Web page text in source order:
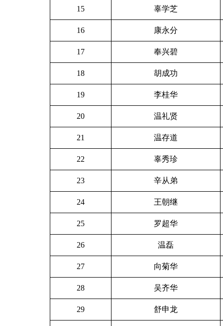
15 辜学芝
16 康永分
17 奉兴碧
18 胡成功
19 李桂华
20 温礼贤
21 温存道
22 辜秀珍
23 辛从弟
24 王朝继
25 罗超华
26 温磊
27 向菊华
28 吴齐华
29 舒申龙